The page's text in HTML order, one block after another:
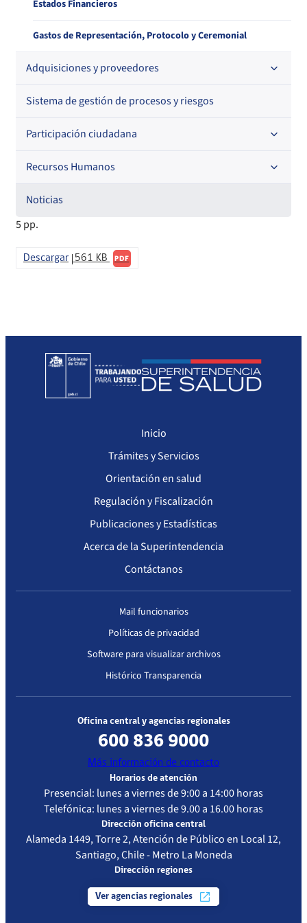
Estados Financieros
Gastos de Representación, Protocolo y Ceremonial
Adquisiciones y proveedores
Contrataciones
Histórico de órdenes de compra
Histórico detalle Pago a Proveedores
Información para proveedores institucionales
Informa Licitaciones
Licitaciones en curso
Órdenes de compra
Monitoreo cumplimiento PAC
Arriendo de Bienes Inmuebles no sujetos a Ley de Compras
Sistema de gestión de procesos y riesgos
Participación ciudadana
Acceso a información relevante
Audiencias Públicas
Consejo de la Sociedad Civil
Cuenta Pública Participativa
Recursos Humanos
Código de Ética de la Superintendencia
Noticias
5 pp.
Descargar 561 KB PDF
Inicio
Trámites y Servicios
Orientación en salud
Regulación y Fiscalización
Publicaciones y Estadísticas
Acerca de la Superintendencia
Contáctanos
Mail funcionarios
Políticas de privacidad
Software para visualizar archivos
Histórico Transparencia
Oficina central y agencias regionales
600 836 9000
Más información de contacto
Horarios de atención
Presencial: lunes a viernes de 9:00 a 14:00 horas
Telefónica: lunes a viernes de 9.00 a 16.00 horas
Dirección oficina central
Alameda 1449, Torre 2, Atención de Público en Local 12,
Santiago, Chile - Metro La Moneda
Dirección regiones
Ver agencias regionales